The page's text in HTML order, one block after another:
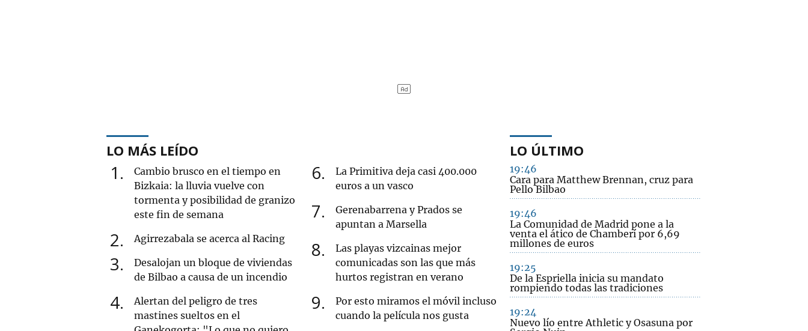
LO MÁS LEÍDO
1
Cambio brusco en el tiempo en
Bizkaia: la lluvia vuelve con
tormenta y posibilidad de granizo
este fin de semana
2 Agirrezabala se acerca al Racing
3
Desalojan un bloque de viviendas
de Bilbao a causa de un incendio
4
Alertan del peligro de tres
mastines sueltos en el
6
La Primitiva deja casi 400.000
euros a un vasco
7
Gerenabarrena y Prados se
apuntan a Marsella
8
Las playas vizcainas mejor
comunicadas son las que más
hurtos registran en verano
9
Por esto miramos el móvil incluso
cuando la película nos gusta
LO ÚLTIMO
19:46
Cara para Matthew Brennan, cruz para
Pello Bilbao
19:46
La Comunidad de Madrid pone a la
venta el ático de Chamberí por 6,69
millones de euros
19:25
De la Espriella inicia su mandato
rompiendo todas las tradiciones
19:24
Nuevo lío entre Athletic y Osasuna por